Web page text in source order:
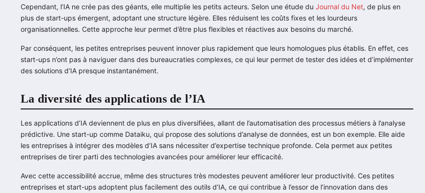
Cependant, l’IA ne crée pas des géants, elle multiplie les petits acteurs. Selon une étude du Journal du Net, de plus en
plus de start-ups émergent, adoptant une structure légère. Elles réduisent les coûts fixes et les lourdeurs
organisationnelles. Cette approche leur permet d’être plus flexibles et réactives aux besoins du marché.
Par conséquent, les petites entreprises peuvent innover plus rapidement que leurs homologues plus établis. En effet, ces
start-ups n’ont pas à naviguer dans des bureaucraties complexes, ce qui leur permet de tester des idées et d’implémenter
des solutions d’IA presque instantanément.
La diversité des applications de l’IA
Les applications d’IA deviennent de plus en plus diversifiées, allant de l’automatisation des processus métiers à l’analyse
prédictive. Une start-up comme Dataiku, qui propose des solutions d’analyse de données, est un bon exemple. Elle aide
les entreprises à intégrer des modèles d’IA sans nécessiter d’expertise technique profonde. Cela permet aux petites
entreprises de tirer parti des technologies avancées pour améliorer leur efficacité.
Avec cette accessibilité accrue, même des structures très modestes peuvent améliorer leur productivité. Ces petites
entreprises et start-ups adoptent plus facilement des outils d’IA, ce qui contribue à l’essor de l’innovation dans des